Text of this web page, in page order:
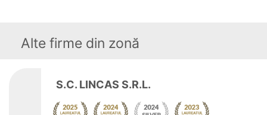
Alte firme din zonă
S.C. LINCAS S.R.L.